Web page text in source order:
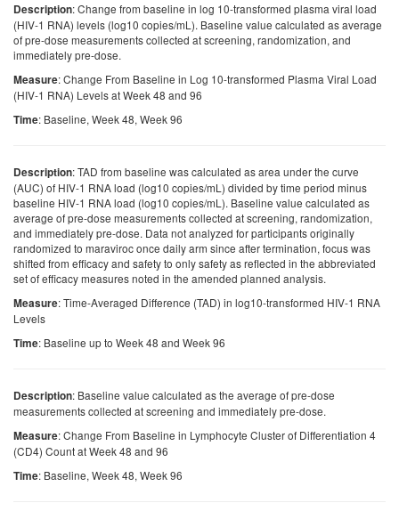
Description: Change from baseline in log 10-transformed plasma viral load
(HIV-1 RNA) levels (log10 copies/mL). Baseline value calculated as average
of pre-dose measurements collected at screening, randomization, and
immediately pre-dose.
Measure: Change From Baseline in Log 10-transformed Plasma Viral Load
(HIV-1 RNA) Levels at Week 48 and 96
Time: Baseline, Week 48, Week 96
Description: TAD from baseline was calculated as area under the curve
(AUC) of HIV-1 RNA load (log10 copies/mL) divided by time period minus
baseline HIV-1 RNA load (log10 copies/mL). Baseline value calculated as
average of pre-dose measurements collected at screening, randomization,
and immediately pre-dose. Data not analyzed for participants originally
randomized to maraviroc once daily arm since after termination, focus was
shifted from efficacy and safety to only safety as reflected in the abbreviated
set of efficacy measures noted in the amended planned analysis.
Measure: Time-Averaged Difference (TAD) in log10-transformed HIV-1 RNA
Levels
Time: Baseline up to Week 48 and Week 96
Description: Baseline value calculated as the average of pre-dose
measurements collected at screening and immediately pre-dose.
Measure: Change From Baseline in Lymphocyte Cluster of Differentiation 4
(CD4) Count at Week 48 and 96
Time: Baseline, Week 48, Week 96